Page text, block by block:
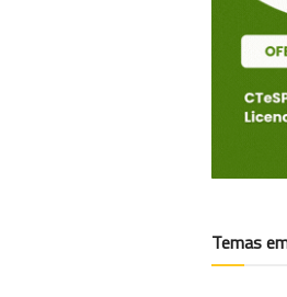
Temas